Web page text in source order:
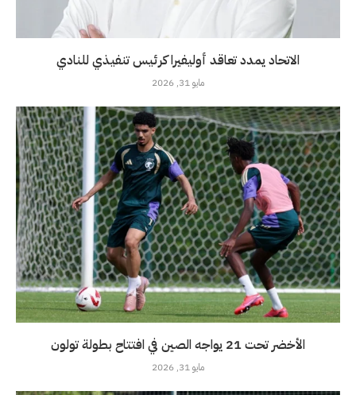
الاتحاد يمدد تعاقد أوليفيرا كرئيس تنفيذي للنادي
مايو 31, 2026
الأخضر تحت 21 يواجه الصين في افتتاح بطولة تولون
مايو 31, 2026